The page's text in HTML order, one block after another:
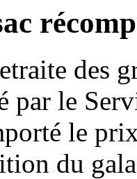
des
par le
le
du